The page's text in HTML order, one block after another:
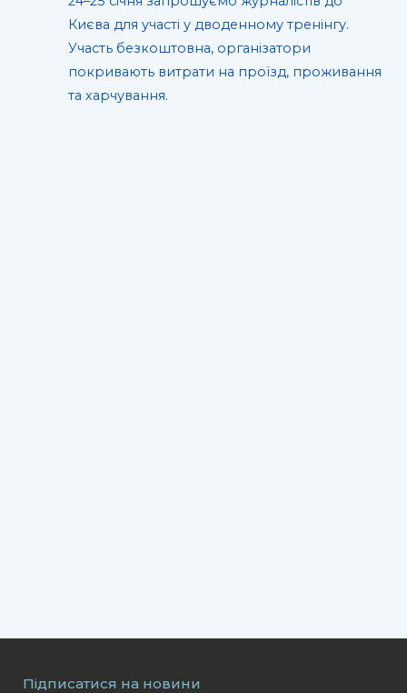
Києва для участі у дводенному тренінгу.
Участь безкоштовна, організатори
покривають витрати на проїзд, проживання
та харчування.
Підписатися на новини